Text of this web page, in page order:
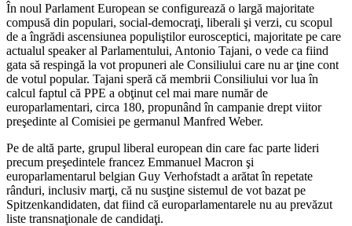
În noul Parlament European se configurează o largă majoritate
compusă din populari, social-democraţi, liberali şi verzi, cu scopul
de a îngrădi ascensiunea populiştilor eurosceptici, majoritate pe care
actualul speaker al Parlamentului, Antonio Tajani, o vede ca fiind
gata să respingă la vot propuneri ale Consiliului care nu ar ţine cont
de votul popular. Tajani speră că membrii Consiliului vor lua în
calcul faptul că PPE a obţinut cel mai mare număr de
europarlamentari, circa 180, propunând în campanie drept viitor
preşedinte al Comisiei pe germanul Manfred Weber.
Pe de altă parte, grupul liberal european din care fac parte lideri
precum preşedintele francez Emmanuel Macron şi
europarlamentarul belgian Guy Verhofstadt a arătat în repetate
rânduri, inclusiv marţi, că nu susţine sistemul de vot bazat pe
Spitzenkandidaten, dat fiind că europarlamentarele nu au prevăzut
liste transnaţionale de candidaţi.